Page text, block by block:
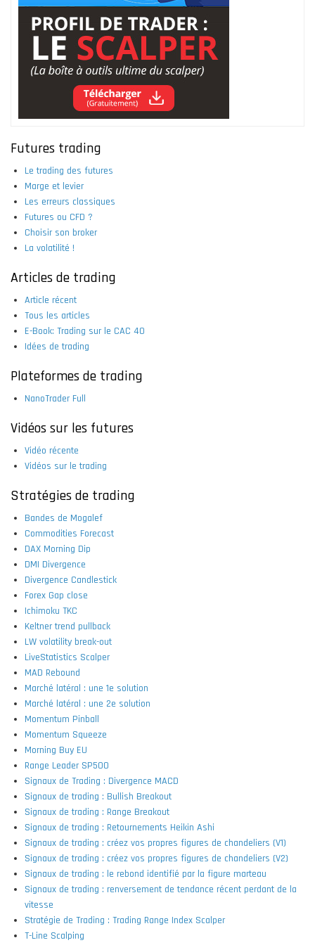
Futures trading
Le trading des futures
Marge et levier
Les erreurs classiques
Futures ou CFD ?
Choisir son broker
La volatilité !
Articles de trading
Article récent
Tous les articles
E-Book: Trading sur le CAC 40
Idées de trading
Plateformes de trading
NanoTrader Full
Vidéos sur les futures
Vidéo récente
Vidéos sur le trading
Stratégies de trading
Bandes de Mogalef
Commodities Forecast
DAX Morning Dip
DMI Divergence
Divergence Candlestick
Forex Gap close
Ichimoku TKC
Keltner trend pullback
LW volatility break-out
LiveStatistics Scalper
MAD Rebound
Marché latéral : une 1e solution
Marché latéral : une 2e solution
Momentum Pinball
Momentum Squeeze
Morning Buy EU
Range Leader SP500
Signaux de Trading : Divergence MACD
Signaux de trading : Bullish Breakout
Signaux de trading : Range Breakout
Signaux de trading : Retournements Heikin Ashi
Signaux de trading : créez vos propres figures de chandeliers (V1)
Signaux de trading : créez vos propres figures de chandeliers (V2)
Signaux de trading : le rebond identifié par la figure marteau
Signaux de trading : renversement de tendance récent perdant de la
vitesse
Stratégie de Trading : Trading Range Index Scalper
T-Line Scalping